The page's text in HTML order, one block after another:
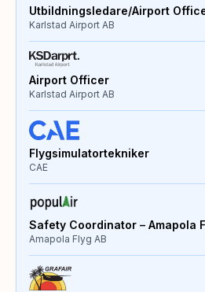
Utbildningsledare/Airport
Karlstad Airport AB
Airport Officer
Karlstad Airport AB
Flygsimulatortekniker
CAE
Safety Coordinator – Amapola
Amapola Flyg AB